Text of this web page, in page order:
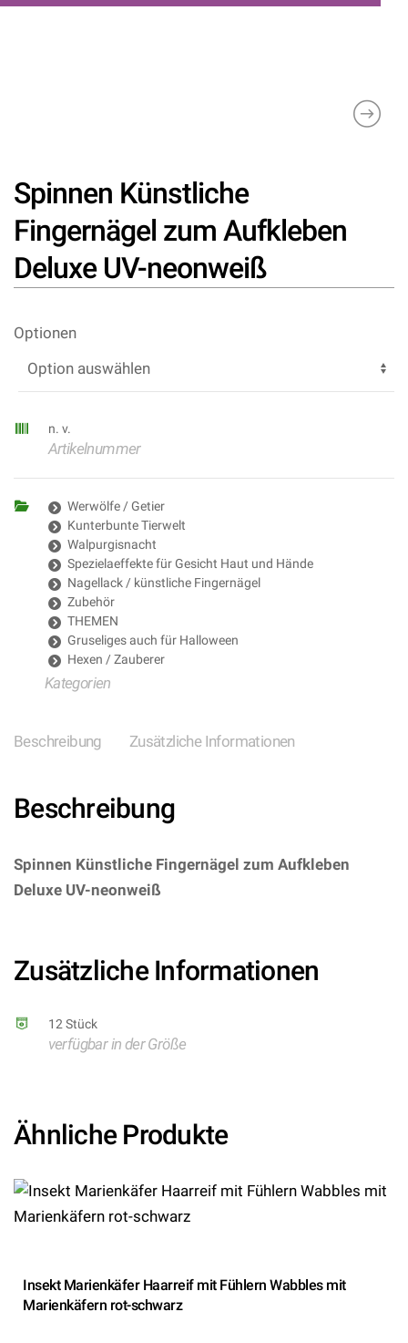
Spinnen Künstliche
Fingernägel zum Aufkleben
Deluxe UV-neonweiß
Optionen
n. v.
Artikelnummer
Werwölfe / Getier
Kunterbunte Tierwelt
Walpurgisnacht
Spezielaeffekte für Gesicht Haut und Hände
Nagellack / künstliche Fingernägel
Zubehör
THEMEN
Gruseliges auch für Halloween
Hexen / Zauberer
Kategorien
Beschreibung Zusätzliche Informationen
Beschreibung
Spinnen Künstliche Fingernägel zum Aufkleben
Deluxe UV-neonweiß
Zusätzliche Informationen
12 Stück
verfügbar in der Größe
Ähnliche Produkte
Insekt Marienkäfer Haarreif mit Fühlern Wabbles mit
Marienkäfern rot-schwarz